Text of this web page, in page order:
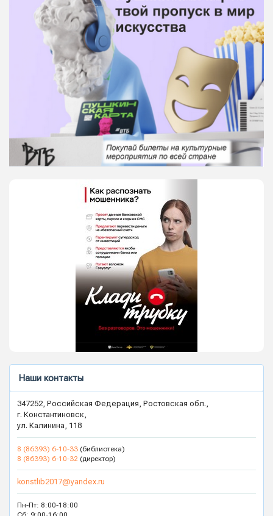
Наши контакты
347252, Российская Федерация, Ростовская обл.,
г. Константиновск,
ул. Калинина, 118
8 (86393) 6-10-33 (библиотека)
8 (86393) 6-10-32 (директор)
konstlib2017@yandex.ru
Пн-Пт: 8:00-18:00